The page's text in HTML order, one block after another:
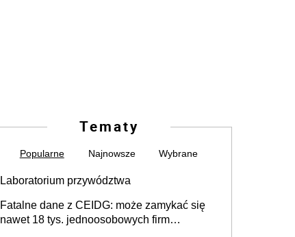
Tematy
Popularne Najnowsze Wybrane
Laboratorium przywództwa
Fatalne dane z CEIDG: może zamykać się
nawet 18 tys. jednoosobowych firm